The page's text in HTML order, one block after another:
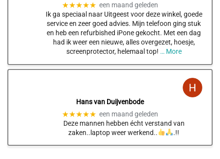
★★★★★ een maand geleden
Ik ga speciaal naar Uitgeest voor deze winkel, goede
service en zeer goed advies. Mijn telefoon ging stuk
en heb een refurbished iPone gekocht. Met een dag
had ik weer een nieuwe, alles overgezet, hoesje,
screenprotector, helemaal top! … More
Hans van Duijvenbode
★★★★★ een maand geleden
Deze mannen hebben écht verstand van
zaken..laptop weer werkend..
.!!